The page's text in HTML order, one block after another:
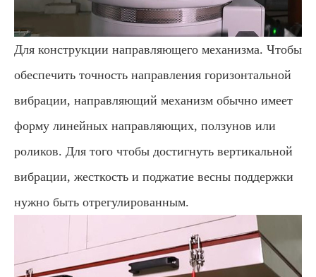
Для конструкции направляющего механизма. Чтобы
обеспечить точность направления горизонтальной
вибрации, направляющий механизм обычно имеет
форму линейных направляющих, ползунов или
роликов. Для того чтобы достигнуть вертикальной
вибрации, жесткость и поджатие весны поддержки
нужно быть отрегулированным.